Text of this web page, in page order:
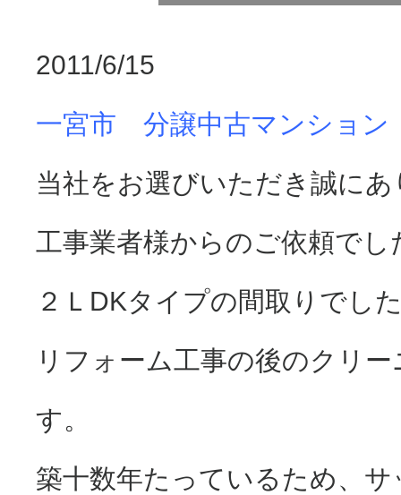
2011/6/15
一宮市 分譲中古マンショ
当社をお選びいただき誠に
工事業者様からのご依頼でし
２ＬDKタイプの間取りでし
リフォーム工事の後のクリ
す。
築十数年たっているため、